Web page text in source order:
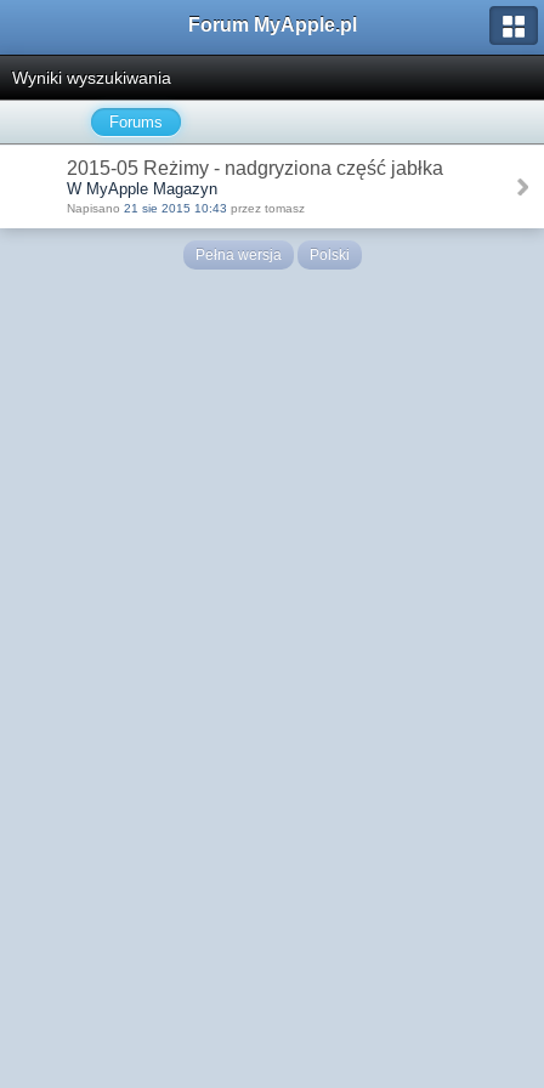
Forum MyApple.pl
Wyniki wyszukiwania
Forums
2015-05 Reżimy - nadgryziona część jabłka
W MyApple Magazyn
Napisano 21 sie 2015 10:43 przez tomasz
Pełna wersja Polski